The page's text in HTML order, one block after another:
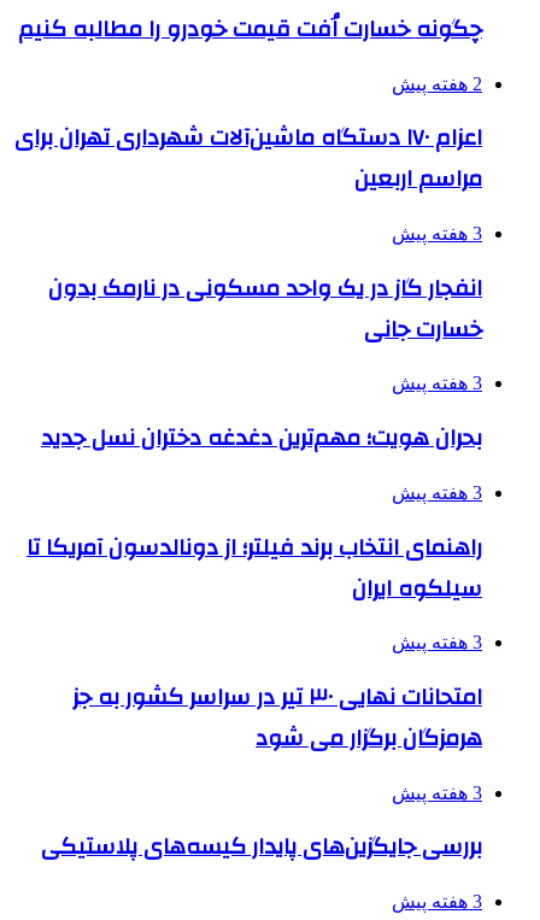
چگونه خسارت اُفت قیمت خودرو را مطالبه کنیم
2 هفته پیش
اعزام ۱۷۰ دستگاه ماشین‌آلات شهرداری تهران برای
مراسم اربعین
3 هفته پیش
انفجار گاز در یک واحد مسکونی در نارمک بدون
خسارت جانی
3 هفته پیش
بحران هویت؛ مهم‌ترین دغدغه دختران نسل جدید
3 هفته پیش
راهنمای انتخاب برند فیلتر؛ از دونالدسون آمریکا تا
سیلکوه ایران
3 هفته پیش
امتحانات نهایی ۳۰ تیر در سراسر کشور به جز
هرمزگان برگزار می شود
3 هفته پیش
بررسی جایگزین‌های پایدار کیسه‌های پلاستیکی
3 هفته پیش